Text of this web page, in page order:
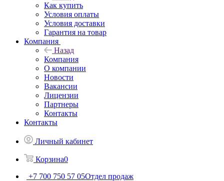
Как купить
Условия оплаты
Условия доставки
Гарантия на товар
Компания
Назад
Компания
О компании
Новости
Вакансии
Лицензии
Партнеры
Контакты
Контакты
Личный кабинет
Корзина0
+7 700 750 57 05Отдел продаж